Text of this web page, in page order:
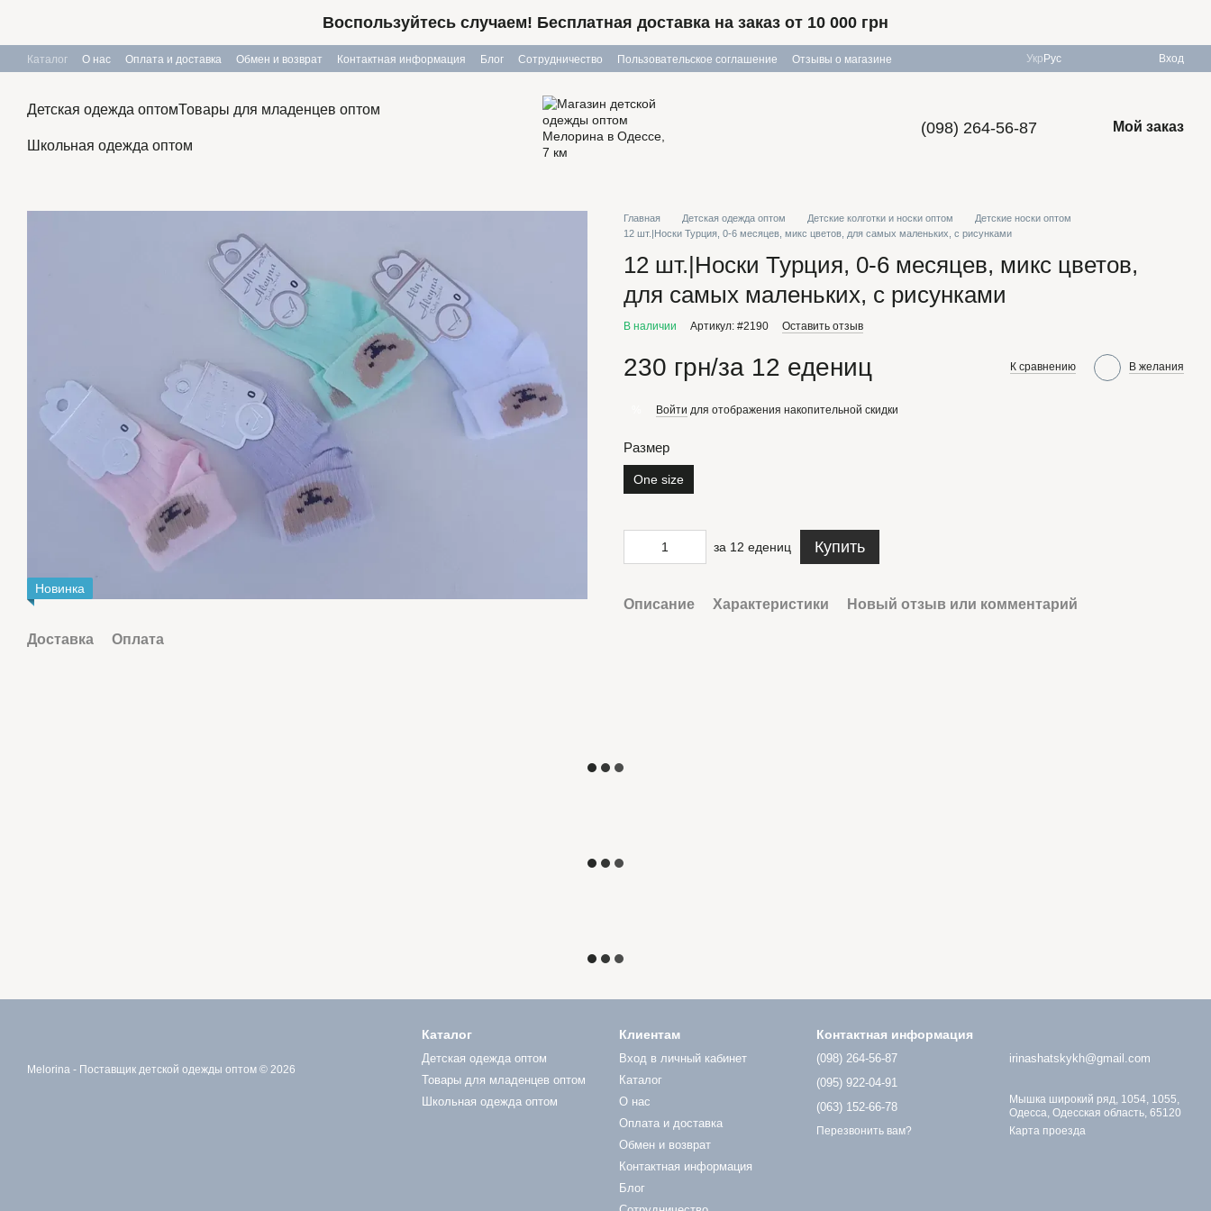
Воспользуйтесь случаем! Бесплатная доставка на заказ от 10 000 грн
Каталог О нас Оплата и доставка Обмен и возврат Контактная информация Блог Сотрудничество Пользовательское соглашение
Отзывы о магазине
Укр Рус Вход
Детская одежда оптомТовары для младенцев оптом
Школьная одежда оптом
(098) 264-56-87 Мой заказ
Новинка
Доставка Оплата
Главная Детская одежда оптом Детские колготки и носки оптом
Детские носки оптом
12 шт.|Носки Турция, 0-6 месяцев, микс цветов, для самых маленьких, с рисунками
12 шт.|Носки Турция, 0-6 месяцев, микс цветов,
для самых маленьких, с рисунками
В наличии Артикул: #2190 Оставить отзыв
230 грн/за 12 едениц К сравнению В желания
Войти для отображения накопительной скидки
Размер
One size
за 12 едениц Купить
Описание Характеристики Новый отзыв или комментарий
Melorina - Поставщик детской одежды оптом © 2026
Каталог
Детская одежда оптом
Товары для младенцев оптом
Школьная одежда оптом
Клиентам
Вход в личный кабинет
Каталог
О нас
Оплата и доставка
Обмен и возврат
Контактная информация
Блог
Контактная информация
(098) 264-56-87
(095) 922-04-91
(063) 152-66-78
Перезвонить вам?
irinashatskykh@gmail.com
Мышка широкий ряд, 1054, 1055,
Одесса, Одесская область, 65120
Карта проезда